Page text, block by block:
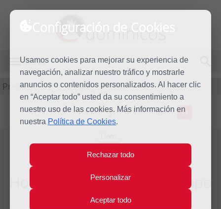
Configuración de Cookies
Usamos cookies para mejorar su experiencia de
navegación, analizar nuestro tráfico y mostrarle
anuncios o contenidos personalizados. Al hacer clic
en “Aceptar todo” usted da su consentimiento a
nuestro uso de las cookies. Más información en
nuestra Política de Cookies.
Rechazar todo
Personalizar
Aceptar todo
dominicos
MENÚ
Predicación
L M X J V S D
16
Ene
Homilía II Domingo del tiempo
ordinario